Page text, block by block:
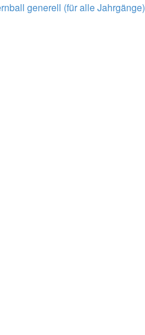
generell (für alle Jahrgänge)